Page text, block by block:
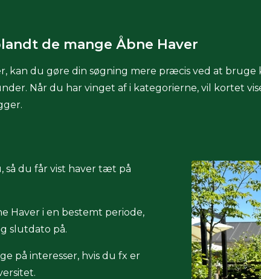
de mange Åbne Haver
kan du gøre din søgning mere præcis ved at bruge
Når du har vinget af i kategorierne, vil kortet
så du får vist haver tæt på
Haver i en bestemt periode,
slutdato på.
på interesser, hvis du fx er